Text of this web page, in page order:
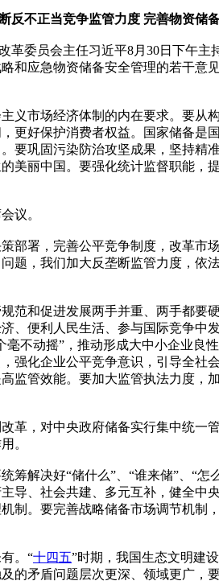
不正当竞争监管力度 完善物资储
委员会主任习近平8月30日下午
和应急物资储备安全管理的若干
义市场经济体制的内在要求。要从
更好保护消费者权益。国家储备
巩固污染防治攻坚成果，坚持精
美丽中国。要强化统计监督职能
议。
部署，完善公平竞争制度，改革
题，我们加大反垄断监管力度，
和促进发展两手并重、两手都要
、便利人民生活、参与国际竞争
不动摇”，推动形成大中小企业
强化企业公平竞争意识，引导全
管效能。要加大监管执法力度，
革，对中央政府储备实行集中统
。
解决好“储什么”、“谁来储”、“
导、社会共建、多元互补，健全
。要完善战略储备市场调节机制
。“十四五”时期，我国生态文明建
的矛盾问题层次更深、领域更广，要